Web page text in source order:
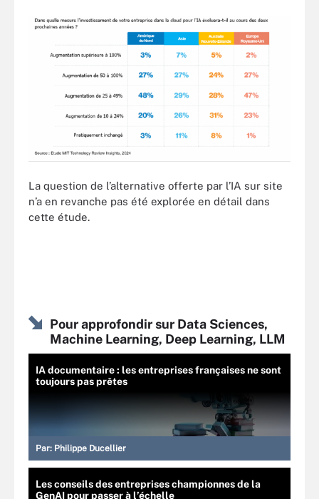
La question de l’alternative offerte par l’IA sur site
n’a en revanche pas été explorée en détail dans
cette étude.
Pour approfondir sur Data Sciences,
Machine Learning, Deep Learning, LLM
IA documentaire : les entreprises françaises ne sont
toujours pas prêtes
Par: Philippe Ducellier
Les conseils des entreprises championnes de la
GenAI pour passer à l’échelle